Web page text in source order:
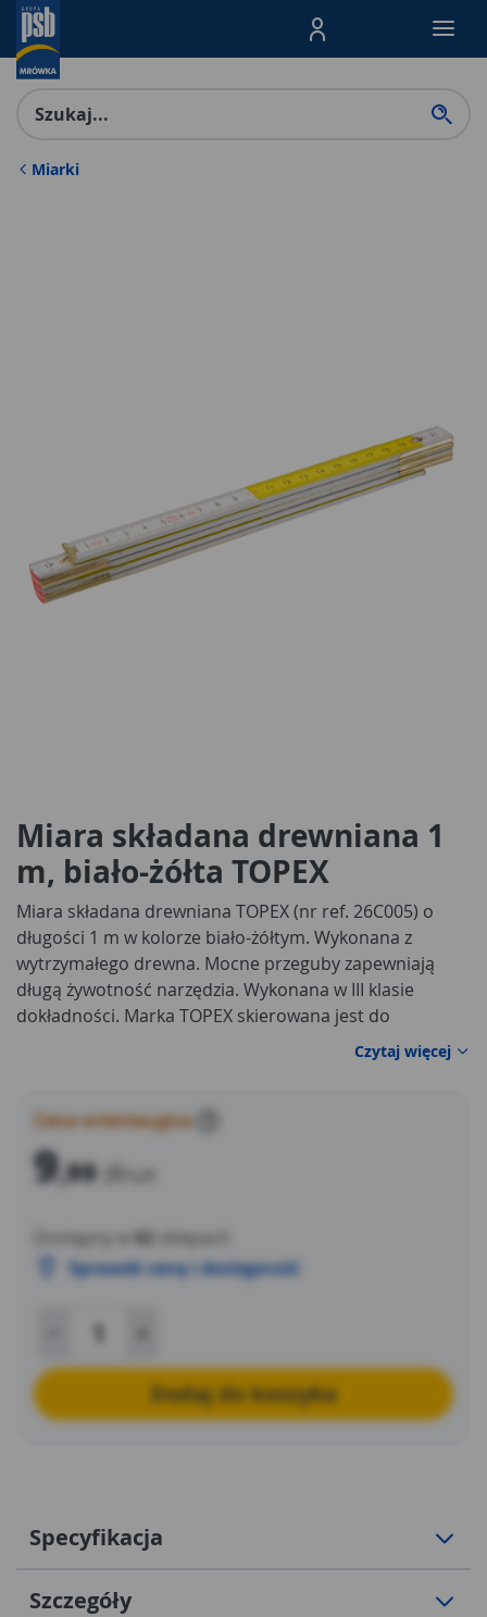
Menu Produktów,
Miarki
Miara składana drewniana 1
m, biało-żółta TOPEX
Miara składana drewniana TOPEX (nr ref. 26C005) o
długości 1 m w kolorze biało-żółtym. Wykonana z
wytrzymałego drewna. Mocne przeguby zapewniają
długą żywotność narzędzia. Wykonana w III klasie
dokładności. Marka TOPEX skierowana jest do
Czytaj więcej
Cena orientacyjna
9,99 zł
Dostępny w 62
sklepach
Sprawdź cenę i dostępność
Dodaj do koszyka
Specyfikacja
Szczegóły